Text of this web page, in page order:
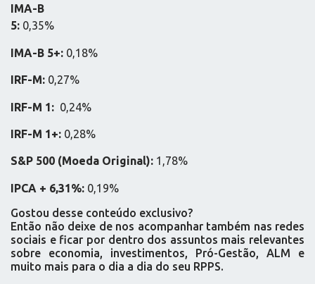
IMA-B
5:
IMA-B 5+: 0,18%
IRF-M: 0,27%
IRF-M 1: 0,24%
IRF-M 1+: 0,28%
S&P 500 (Moeda Original): 1,78%
IPCA + 6,31%: 0,19%
Gostou desse conteúdo exclusivo?
Então não deixe de nos acompanhar também nas redes
sociais e ficar por dentro dos assuntos mais relevantes
sobre economia, investimentos, Pró-Gestão, ALM e
muito mais para o dia a dia do seu RPPS.